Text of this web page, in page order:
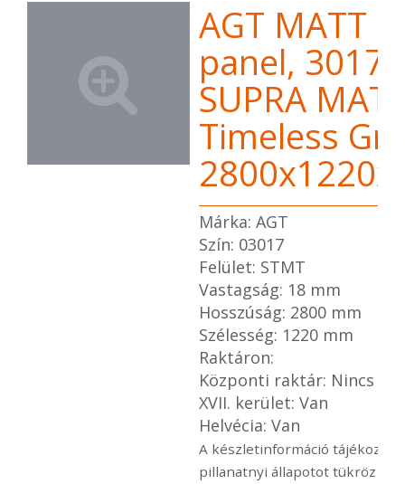
AGT MATT
panel, 3017
SUPRA MAT
Timeless
Márka: AGT
Szín: 03017
Felület: STMT
Vastagság: 18 mm
Hosszúság: 2800 mm
Szélesség: 1220 mm
Raktáron:
Központi raktár: Nincs
XVII. kerület: Van
Helvécia: Van
A készletinformáció
pillanatnyi állapotot tükröz ami